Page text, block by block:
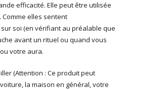
efficacité. Elle peut être utilisée
elles sentent
soi (en vérifiant au préalable que
avant un rituel ou quand vous
votre aura.
(Attention : Ce produit peut
la maison en général, votre